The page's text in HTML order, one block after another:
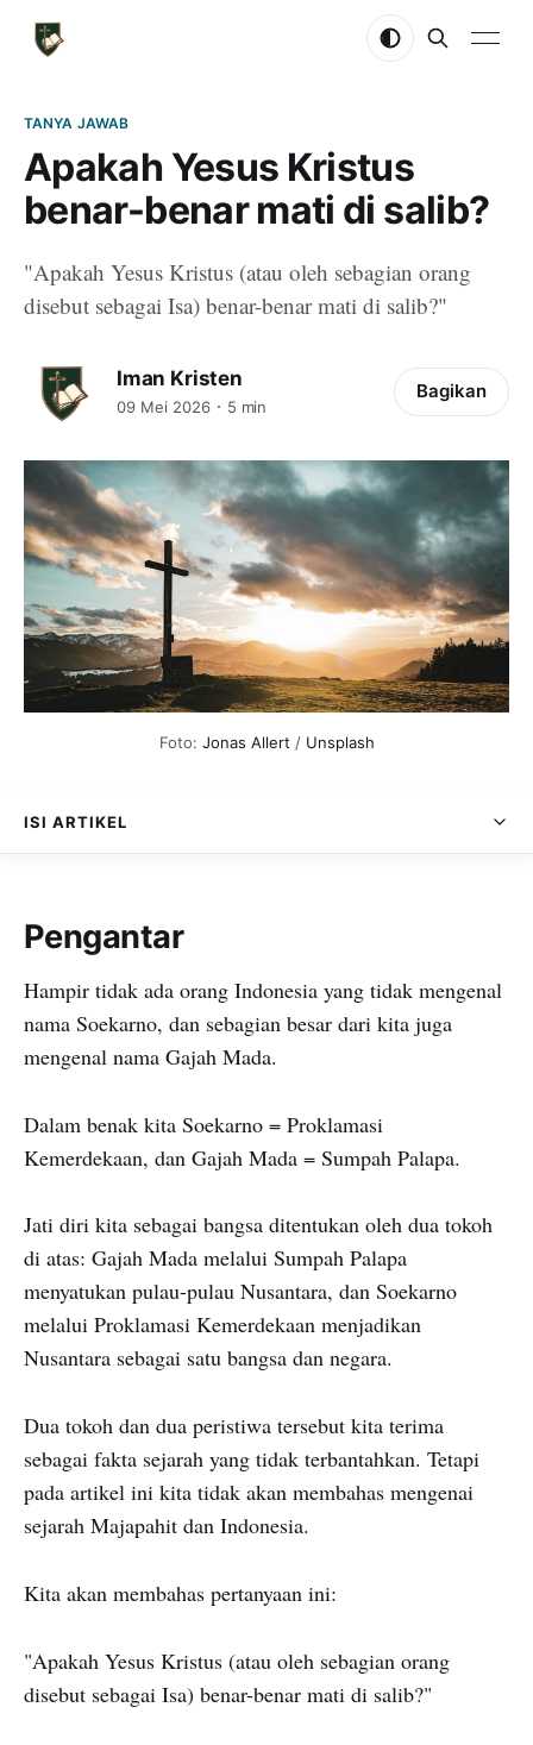
TANYA JAWAB
Apakah Yesus Kristus
benar-benar mati di salib?
"Apakah Yesus Kristus (atau oleh sebagian orang
disebut sebagai Isa) benar-benar mati di salib?"
Iman Kristen
09 Mei 2026 5 min
Bagikan
Foto: Jonas Allert / Unsplash
ISI ARTIKEL
Pengantar
Hampir tidak ada orang Indonesia yang tidak mengenal
nama Soekarno, dan sebagian besar dari kita juga
mengenal nama Gajah Mada.
Dalam benak kita Soekarno = Proklamasi
Kemerdekaan, dan Gajah Mada = Sumpah Palapa.
Jati diri kita sebagai bangsa ditentukan oleh dua tokoh
di atas: Gajah Mada melalui Sumpah Palapa
menyatukan pulau-pulau Nusantara, dan Soekarno
melalui Proklamasi Kemerdekaan menjadikan
Nusantara sebagai satu bangsa dan negara.
Dua tokoh dan dua peristiwa tersebut kita terima
sebagai fakta sejarah yang tidak terbantahkan. Tetapi
pada artikel ini kita tidak akan membahas mengenai
sejarah Majapahit dan Indonesia.
Kita akan membahas pertanyaan ini:
"Apakah Yesus Kristus (atau oleh sebagian orang
disebut sebagai Isa) benar-benar mati di salib?"